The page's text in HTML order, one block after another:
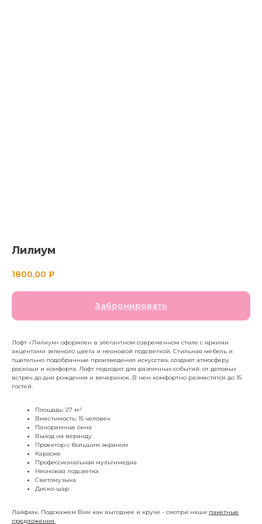
Лилиум
1800,00 ₽
Забронировать
Лофт «Лилиум» оформлен в элегантном современном стиле с яркими
акцентами зеленого цвета и неоновой подсветкой. Стильная мебель и
тщательно подобранные произведения искусства, создают атмосферу
роскоши и комфорта. Лофт подходит для различных событий: от деловых
встреч до дня рождения и вечеринок. В нем комфортно разместятся до 15
гостей.
Площадь: 27 м²
Вместимость: 15 человек
Панорамные окна
Выход на веранду
Проектор с большим экраном
Караоке
Профессиональная мультимедиа
Неоновая подсветка
Светомузыка
Диско-шар
Лайфхак. Подскажем Вам как выгоднее и круче - смотри наши пакетные
предложения.